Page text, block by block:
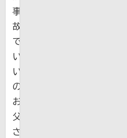
事
故
で
い
い
の、
お
父
さ